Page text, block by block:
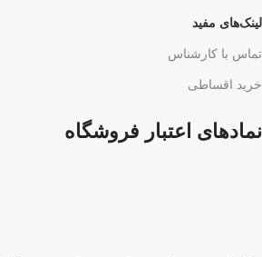
لینک‌های مفید
تماس با کارشناس
خرید اقساطی
نمادهای اعتبار فروشگاه